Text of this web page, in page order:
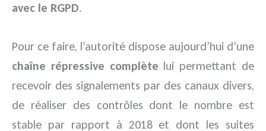
avec le RGPD.
Pour ce faire, l’autorité dispose aujourd’hui d’une
chaîne répressive complète lui permettant de
recevoir des signalements par des canaux divers,
de réaliser des contrôles dont le nombre est
stable par rapport à 2018 et dont les suites